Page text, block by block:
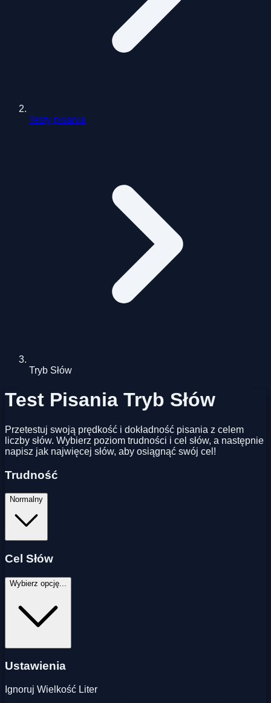
Testy pisania
Tryb Słów
Test Pisania Tryb Słów
Przetestuj swoją prędkość i dokładność pisania z celem
liczby słów. Wybierz poziom trudności i cel słów, a następnie
napisz jak najwięcej słów, aby osiągnąć swój cel!
Trudność
Normalny
Cel Słów
Wybierz opcję...
Ustawienia
Ignoruj Wielkość Liter